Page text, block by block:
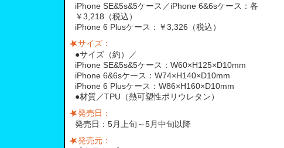
iPhone SE&5s&5ケース／iPhone 6&6sケース：各
￥3,218（税込）
iPhone 6 Plusケース：￥3,326（税込）
サイズ：
●サイズ（約）／
iPhone SE&5s&5ケース：W60×H125×D10mm
iPhone 6&6sケース：W74×H140×D10mm
iPhone 6 Plusケース：W86×H160×D10mm
●材質／TPU（熱可塑性ポリウレタン）
発売日：
発売日：5月上旬～5月中旬以降
発売元：